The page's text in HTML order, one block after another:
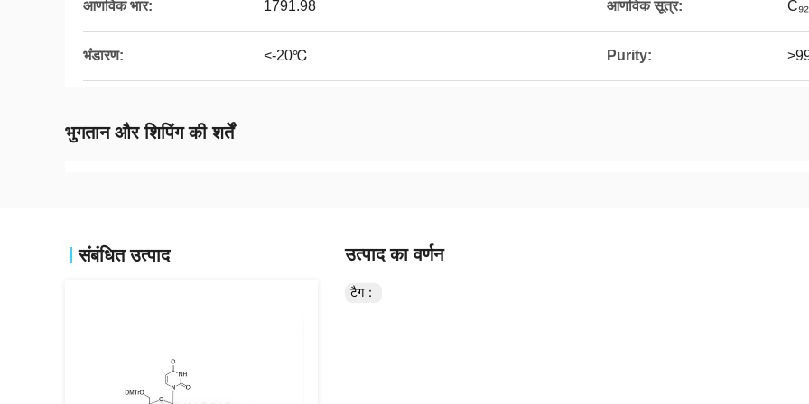
आणविक भार: 1791.98 आणविक सूत्र:
भंडारण: <-20℃ Purity:
भुगतान और शिपिंग की शर्तें
संबंधित उत्पाद उत्पाद का वर्णन
टैग：